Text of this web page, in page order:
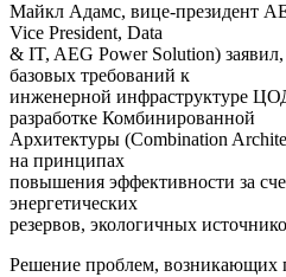
Майкл Адамс, вице-президент
Vice President, Data
& IT, AEG Power Solution)
базовых требований к
инженерной инфраструктуре
разработке Комбинированной
Архитектуры (Combination
на принципах
повышения эффективности за
энергетических
резервов, экологичных
Решение проблем, возникающих